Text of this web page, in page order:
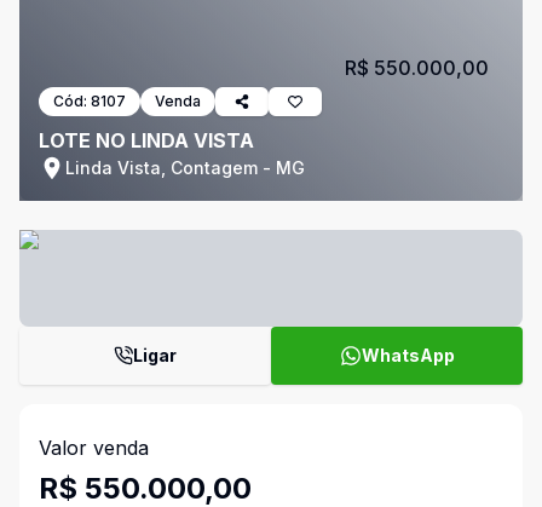
Cód: 8107 Venda
LOTE NO LINDA VISTA
Linda Vista, Contagem - MG
R$ 550.000,00
Ligar WhatsApp
Valor venda
R$ 550.000,00